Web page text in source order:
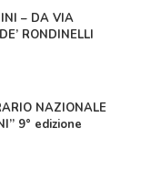
– DA VIA
RONDINELLI
NAZIONALE
9° edizione